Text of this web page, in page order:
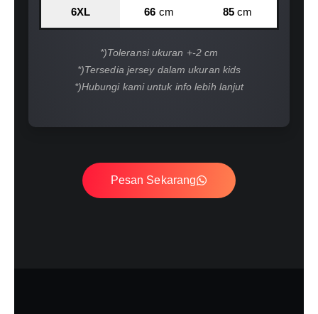
6XL 66 cm 85cm
*)Toleransi ukuran +-2 cm
*)Tersedia jersey dalam ukuran kids
*)Hubungi kami untuk info lebih lanjut
Pesan Sekarang